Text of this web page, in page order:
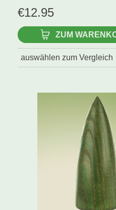
€12.95
ZUM
auswählen zum Vergleich